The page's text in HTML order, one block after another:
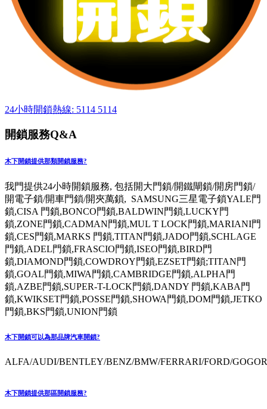
24小時開鎖熱線: 5114 5114
開鎖服務Q&A
木下開鎖提供那類開鎖服務?
我門提供24小時開鎖服務, 包括開大門鎖/開鐵閘鎖/開房門鎖/
開電子鎖/開車門鎖/開夾萬鎖, SAMSUNG三星電子鎖YALE門
鎖,CISA 門鎖,BONCO門鎖,BALDWIN門鎖,LUCKY門
鎖,ZONE門鎖,CADMAN門鎖,MUL T LOCK門鎖,MARIANI門
鎖,CES門鎖,MARKS 門鎖,TITAN門鎖,JADO門鎖,SCHLAGE
門鎖,ADEL門鎖,FRASCIO門鎖,ISEO門鎖,BIRD門
鎖,DIAMOND門鎖,COWDROY門鎖,EZSET門鎖;TITAN門
鎖,GOAL門鎖,MIWA門鎖,CAMBRIDGE門鎖,ALPHA門
鎖,AZBE門鎖,SUPER-T-LOCK門鎖,DANDY 門鎖,KABA門
鎖,KWIKSET門鎖,POSSE門鎖,SHOWA門鎖,DOM門鎖,JETKO
門鎖,BKS門鎖,UNION門鎖
木下開鎖可以為那品牌汽車開鎖?
ALFA/AUDI/BENTLEY/BENZ/BMW/FERRARI/FORD/
木下開鎖提供那區開鎖服務?